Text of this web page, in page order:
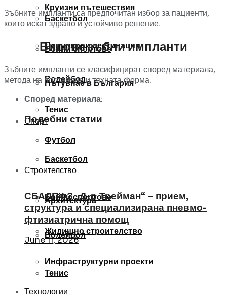
Круизни пътешествия
Популярни дестинации
Пътувнае в България
Спорт
Баскетбол
Бойни спортове
Волейбол
Тенис
Баскетбол
Бойни спортове
Волейбол
Тенис
Футбол
Строителство
Архитектура
Жилищно строителство
Инфраструктурни проекти
Технологии
Зъбните импланти са предпочитан избор за пациенти,
които искат здраво и устойчиво решение.
Видове зъбни импланти
Зъбните импланти се класифицират според материала,
метода на поставяне и тяхната форма.
Според материала:
Подобни статии
СБАЛПФЗ „Д-р Трейман“ – прием,
структура и специализирана пневмо-
фтизиатрична помощ
June 11, 2026